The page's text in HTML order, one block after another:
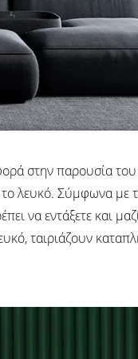
στην παρουσία
το λευκό. Σύμφωνα με
να εντάξετε και
ταιριάζουν